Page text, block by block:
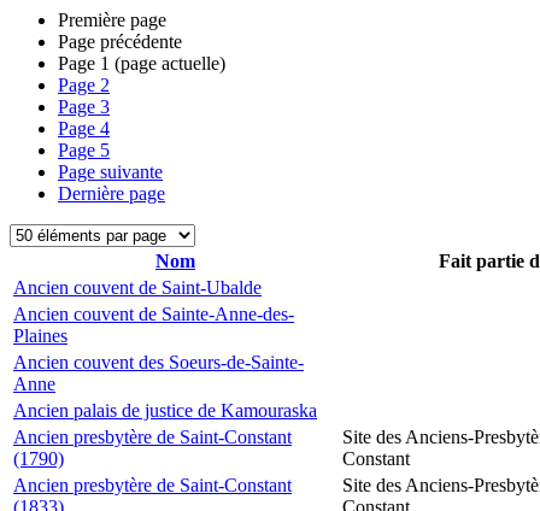
Première page
Page précédente
Page 1 (page actuelle)
Page 2
Page 3
Page 4
Page 5
Page suivante
Dernière page
Nom
Fait partie
Ancien couvent de Saint-Ubalde
Ancien couvent de Sainte-Anne-des-
Plaines
Ancien couvent des Soeurs-de-Sainte-
Anne
Ancien palais de justice de Kamouraska
Ancien presbytère de Saint-Constant
(1790)
Site des Anciens-
Constant
Ancien presbytère de Saint-Constant
(1833)
Site des Anciens-
Constant